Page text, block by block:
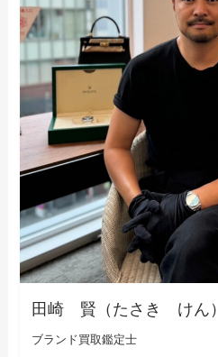
田崎 賢（たさき けん）
ブランド買取鑑定士